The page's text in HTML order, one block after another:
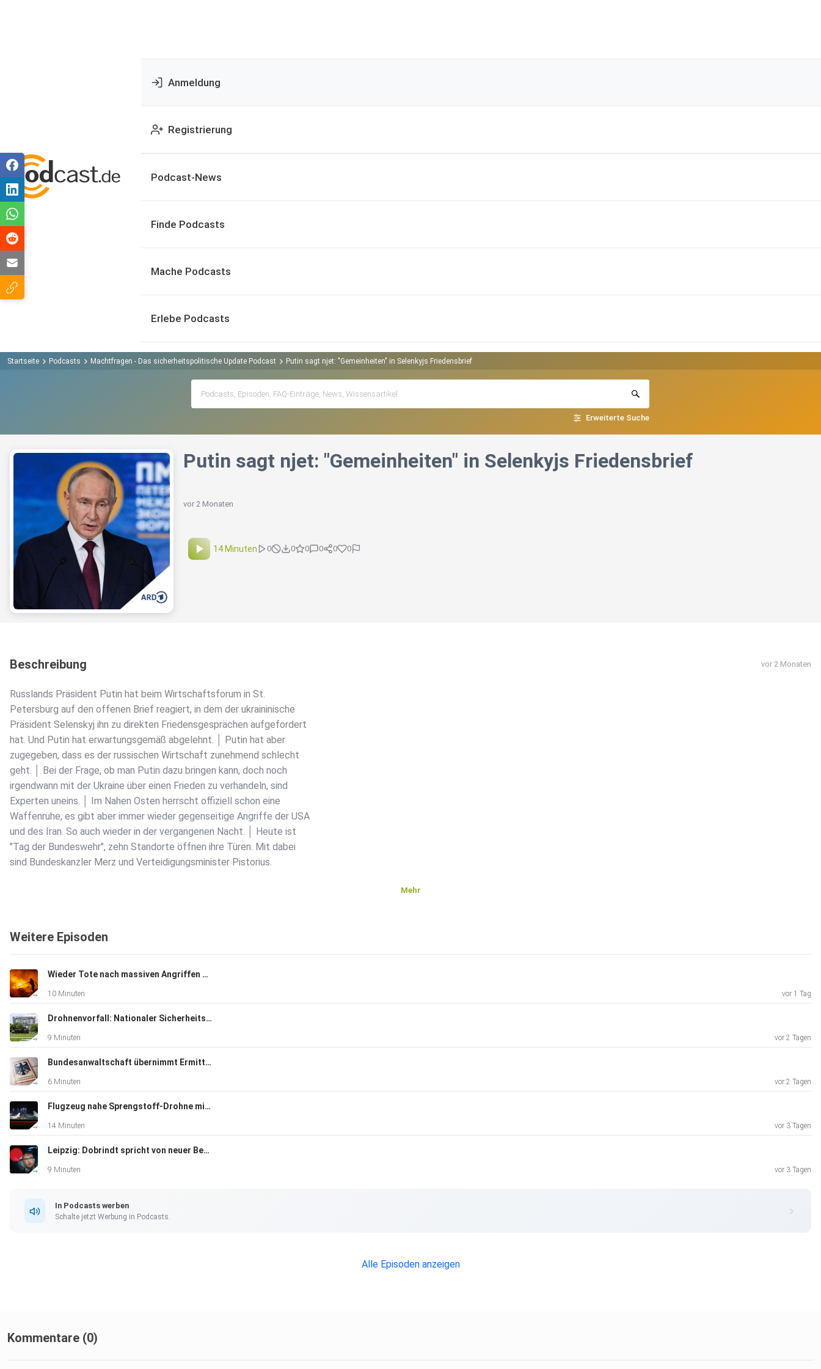
Anmeldung
Registrierung
Podcast-News
Finde Podcasts
Mache Podcasts
Erlebe Podcasts
Startseite Podcasts Machtfragen - Das sicherheitspolitische Update Podcast Putin sagt njet: "Gemeinheiten" in Selenkyjs Friedensbrief
Erweiterte Suche
Putin sagt njet: "Gemeinheiten" in Selenkyjs Friedensbrief
vor 2 Monaten
14 Minuten 0 0 0 0 0 0
Beschreibung vor 2 Monaten
Russlands Präsident Putin hat beim Wirtschaftsforum in St.
Petersburg auf den offenen Brief reagiert, in dem der ukraininische
Präsident Selenskyj ihn zu direkten Friedensgesprächen aufgefordert
hat. Und Putin hat erwartungsgemäß abgelehnt. │ Putin hat aber
zugegeben, dass es der russischen Wirtschaft zunehmend schlecht
geht. │ Bei der Frage, ob man Putin dazu bringen kann, doch noch
irgendwann mit der Ukraine über einen Frieden zu verhandeln, sind
Experten uneins. │ Im Nahen Osten herrscht offiziell schon eine
Waffenruhe, es gibt aber immer wieder gegenseitige Angriffe der USA
und des Iran. So auch wieder in der vergangenen Nacht. │ Heute ist
"Tag der Bundeswehr", zehn Standorte öffnen ihre Türen. Mit dabei
sind Bundeskanzler Merz und Verteidigungsminister Pistorius.
Mehr
Weitere Episoden
Wieder Tote nach massiven Angriffen auf Kiew
10 Minuten vor 1 Tag
Drohnenvorfall: Nationaler Sicherheitsrat tagt
9 Minuten vor 2 Tagen
Bundesanwaltschaft übernimmt Ermittlungen zu Sprengstoff-Drohne
6 Minuten vor 2 Tagen
Flugzeug nahe Sprengstoff-Drohne mit Munition beladen?
14 Minuten vor 3 Tagen
Leipzig: Dobrindt spricht von neuer Bedrohungslage
9 Minuten vor 3 Tagen
In Podcasts werben
Schalte jetzt Werbung in Podcasts.
Alle Episoden anzeigen
Kommentare (0)